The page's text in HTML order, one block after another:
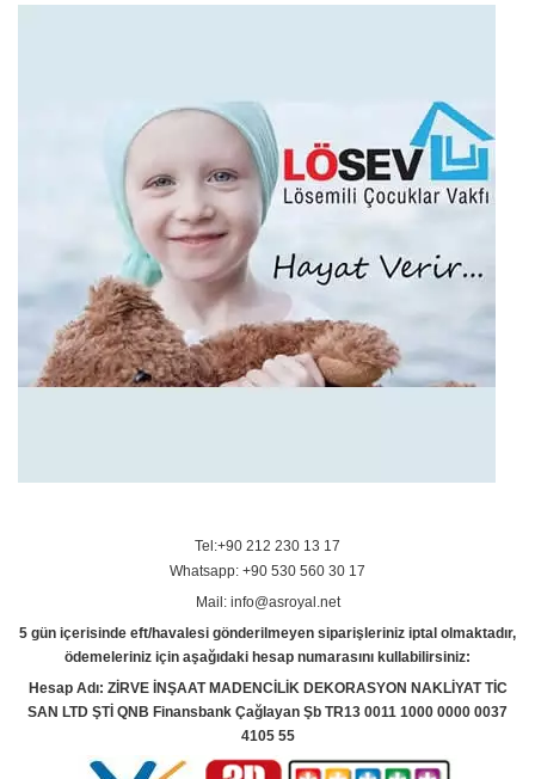
Tel:+90 212 230 13 17
Whatsapp: +90 530 560 30 17
Mail: info@asroyal.net
5 gün içerisinde eft/havalesi gönderilmeyen siparişleriniz iptal olmaktadır,
ödemeleriniz için aşağıdaki hesap numarasını kullabilirsiniz:
Hesap Adı: ZİRVE İNŞAAT MADENCİLİK DEKORASYON NAKLİYAT TİC
SAN LTD ŞTİ QNB Finansbank Çağlayan Şb TR13 0011 1000 0000 0037
4105 55